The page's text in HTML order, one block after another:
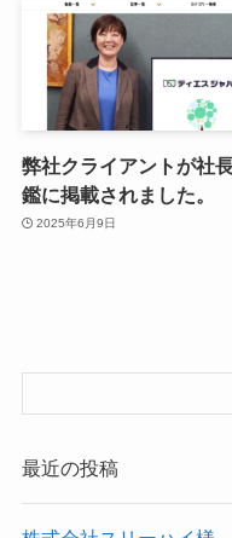
弊社クライアントが社
鑑に掲載されました。
2025年6月9日
最近の投稿